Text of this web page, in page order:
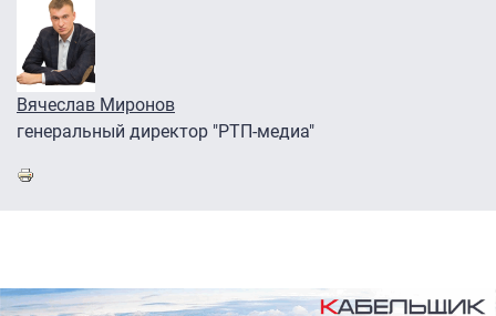
Вячеслав Миронов
генеральный директор "РТП-медиа"